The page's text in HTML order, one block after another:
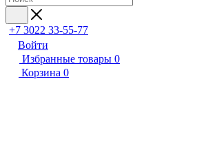
+7 3022 33-55-77
Войти
Избранные товары 0
Корзина 0